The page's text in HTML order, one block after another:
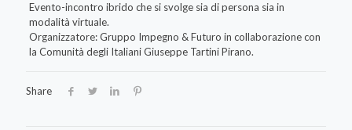
Evento-incontro ibrido che si svolge sia di persona sia in
modalità virtuale.
Organizzatore: Gruppo Impegno & Futuro in collaborazione con
la Comunità degli Italiani Giuseppe Tartini Pirano.
Share